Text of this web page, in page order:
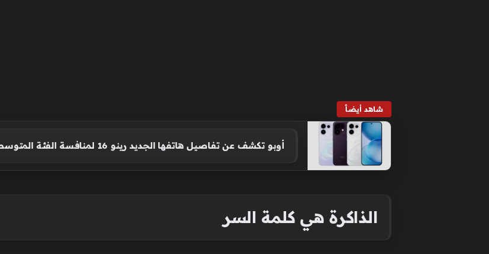
شاهد أيضاً
أوبو تكشف عن تفاصيل هاتفها الجديد رينو 16 لمنافسة الفئة المتوسطة بقوة
الذاكرة هي كلمة السر